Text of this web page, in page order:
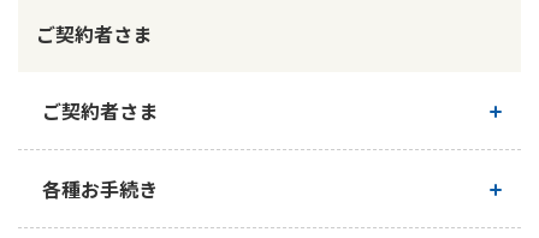
ご契約者さま
ご契約者さま
ご契約内容の確認
各種お手続き